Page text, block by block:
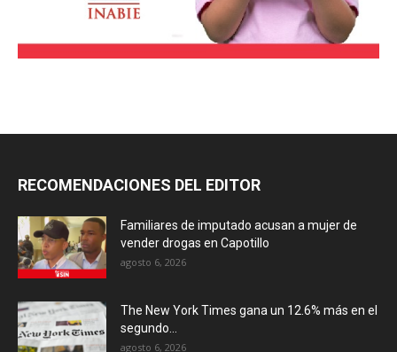
RECOMENDACIONES DEL EDITOR
Familiares de imputado acusan a mujer de
vender drogas en Capotillo
agosto 6, 2026
The New York Times gana un 12.6% más en el
segundo...
agosto 6, 2026